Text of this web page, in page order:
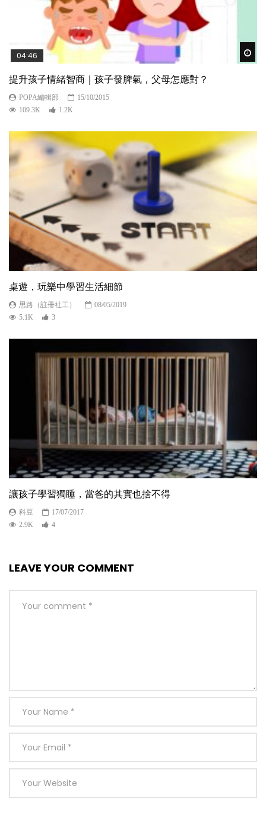
04:46
提升孩子情緒智商｜孩子發脾氣，父母怎應對？
POPA編輯部
15/10/2015
109.3K
1.2K
桌遊，玩樂中學習生活細節
思路（註冊社工）
08/05/2019
5.1K
3
讓孩子學習獨睡，當爸的其實也捨不得
科豆
17/07/2017
2.9K
4
LEAVE YOUR COMMENT